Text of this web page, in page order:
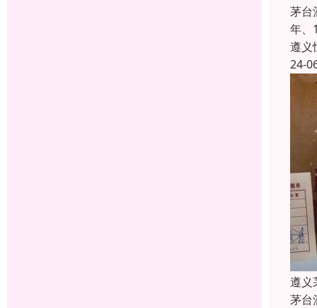
茅台
年、
遵义
24-
遵义
茅台